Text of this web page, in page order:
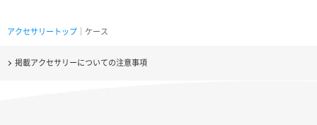
アクセサリートップ ｜ケース
掲載アクセサリーについての注意事項